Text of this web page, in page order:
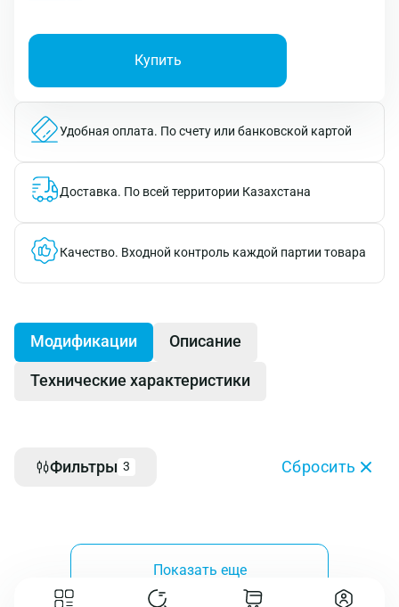
Купить
Удобная оплата. По счету или банковской картой
Доставка. По всей территории Казахстана
Качество. Входной контроль каждой партии товара
Модификации Описание
Технические характеристики
Фильтры 3 Сбросить
Показать еще